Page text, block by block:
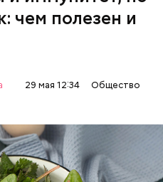
чем полезен и
29 мая 12:34 Общество
мочекаменной
При
синдроме
язвах и панкреатите
из рациона, —
привести к
и раздражать